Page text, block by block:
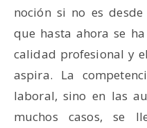
noción si no es
que hasta ahora se
calidad profesional y
aspira. La
laboral, sino en las
muchos casos, se